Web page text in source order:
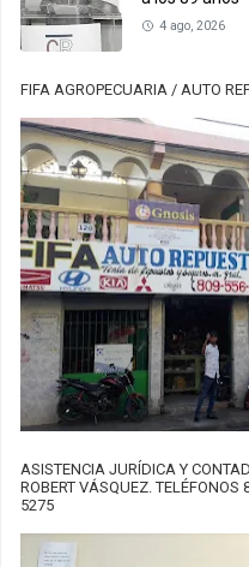
4 ago, 2026
FIFA AGROPECUARIA / AUTO
ASISTENCIA JURÍDICA Y
ROBERT VÁSQUEZ.
5275